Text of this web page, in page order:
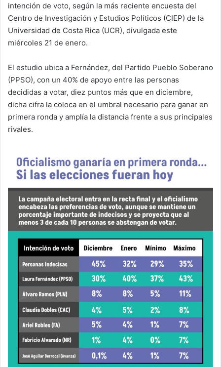
intención de voto, según la más reciente encuesta del
Centro de Investigación y Estudios Políticos (CIEP) de la
Universidad de Costa Rica (UCR), divulgada este
miércoles 21 de enero.
El estudio ubica a Fernández, del Partido Pueblo Soberano
(PPSO), con un 40% de apoyo entre las personas
decididas a votar, diez puntos más que en diciembre,
dicha cifra la coloca en el umbral necesario para ganar en
primera ronda y amplía la distancia frente a sus principales
rivales.